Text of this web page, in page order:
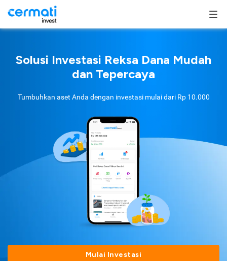
Solusi Investasi Reksa Dana Mudah
dan Tepercaya
Tumbuhkan aset Anda dengan investasi mulai dari Rp 10.000
Mulai Investasi